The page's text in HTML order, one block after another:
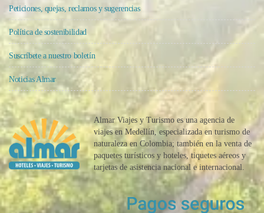
Peticiones, quejas, reclamos y sugerencias
Política de sostenibilidad
Suscríbete a nuestro boletín
Noticias Almar
Almar Viajes y Turismo es una agencia de
viajes en Medellín, especializada en turismo de
naturaleza en Colombia; también en la venta de
paquetes turísticos y hoteles, tiquetes aéreos y
tarjetas de asistencia nacional e internacional.